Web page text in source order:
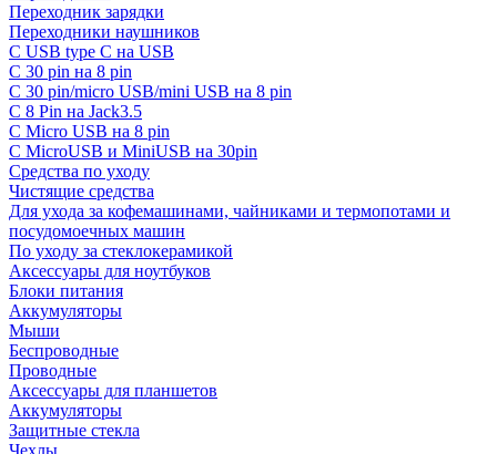
Переходник зарядки
Переходники наушников
С USB type C на USB
С 30 pin на 8 pin
С 30 pin/micro USB/mini USB на 8 pin
С 8 Pin на Jack3.5
С Micro USB на 8 pin
С MicroUSB и MiniUSB на 30pin
Средства по уходу
Чистящие средства
Для ухода за кофемашинами, чайниками и термопотами и
посудомоечных машин
По уходу за стеклокерамикой
Аксессуары для ноутбуков
Блоки питания
Аккумуляторы
Мыши
Беспроводные
Проводные
Аксессуары для планшетов
Аккумуляторы
Защитные стекла
Чехлы